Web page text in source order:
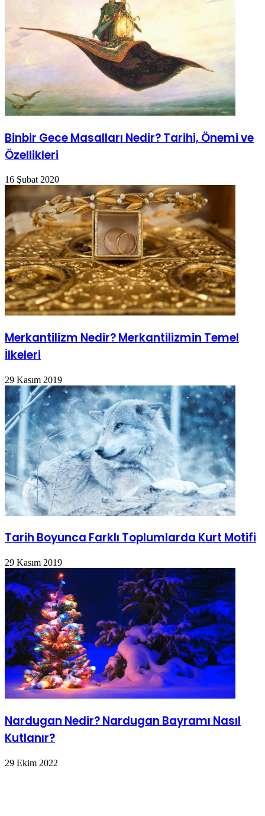
Binbir Gece Masalları Nedir? Tarihi, Önemi ve
Özellikleri
16 Şubat 2020
Merkantilizm Nedir? Merkantilizmin Temel
İlkeleri
29 Kasım 2019
Tarih Boyunca Farklı Toplumlarda Kurt Motifi
29 Kasım 2019
Nardugan Nedir? Nardugan Bayramı Nasıl
Kutlanır?
29 Ekim 2022